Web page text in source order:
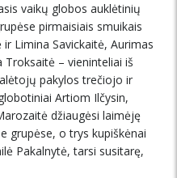
vaikų globos auklėtinių
pirmaisiais smuikais
Limina Savickaitė, Aurimas
Troksaitė – vieninteliai iš
pakylos trečiojo ir
Artiom Ilčysin,
džiaugėsi laimėję
grupėse, o trys kupiškėnai
Pakalnytė, tarsi susitarę,